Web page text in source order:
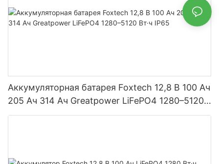
Аккумуляторная батарея Foxtech 12,8 В 100 Ач
205 Ач 314 Ач Greatpower LiFePO4 1280–5120
Вт·ч IP65